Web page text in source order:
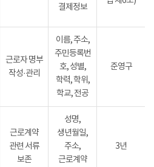
결제정보
근로자 명부
작성·관리
이름, 주소,
주민등록번
호, 성별,
학력, 학위,
학교, 전공
준영구
근로계약
관련 서류
보존
성명,
생년월일,
주소,
근로계약
3년